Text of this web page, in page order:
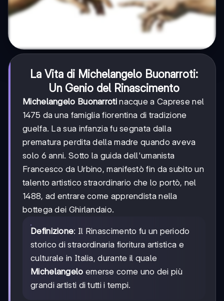
La Vita di Michelangelo Buonarroti:
Un Genio del Rinascimento
Michelangelo Buonarrotinacque a Caprese nel
1475 da una famiglia fiorentina di tradizione
guelfa. La sua infanzia fu segnata dalla
prematura perdita della madre quando aveva
solo 6 anni. Sotto la guida dell'umanista
Francesco da Urbino, manifestò fin da subito un
talento artistico straordinario che lo portò, nel
1488, ad entrare come apprendista nella
bottega dei Ghirlandaio.
Definizione: Il Rinascimento fu un periodo
storico di straordinaria fioritura artistica e
culturale in Italia, durante il quale
Michelangelo emerse come uno dei più
grandi artisti di tutti i tempi.